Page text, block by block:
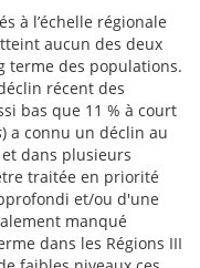
à l’échelle régionale
aucun des deux
terme des populations.
récent des
bas que 11 % à court
) a connu un déclin au
dans plusieurs
traitée en priorité
et/ou d'une
manqué
dans les Régions III